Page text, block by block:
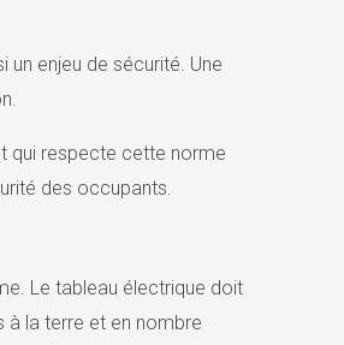
un enjeu de sécurité. Une
qui respecte cette norme
des occupants.
Le tableau électrique doit
la terre et en nombre